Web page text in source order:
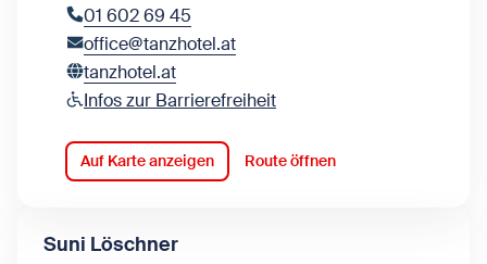
01 602 69 45
office@tanzhotel.at
tanzhotel.at
Infos zur Barrierefreiheit
Auf Karte anzeigen Route öffnen
Suni Löschner